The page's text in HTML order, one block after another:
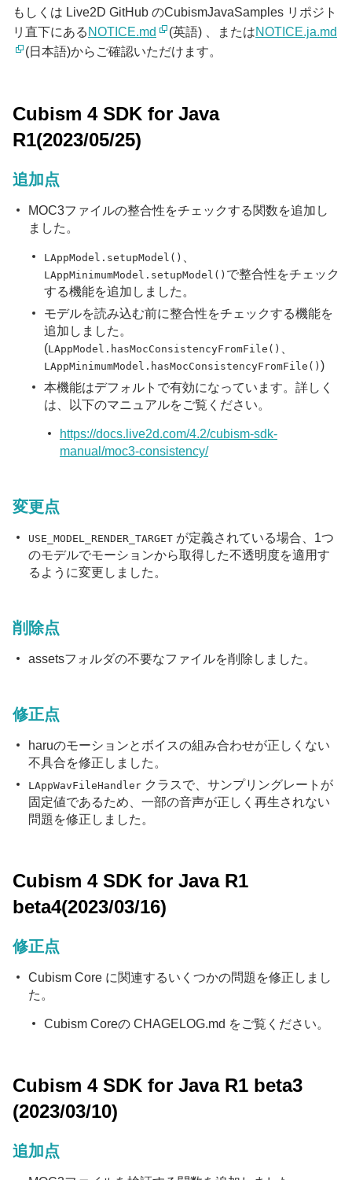
もしくは Live2D GitHub のCubismJavaSamples リポジト
リ直下にある NOTICE.md (英語) 、またはNOTICE.ja.md
(日本語)からご確認いただけます。
Cubism 4 SDK for Java
R1(2023/05/25)
追加点
MOC3ファイルの整合性をチェックする関数を追加し
ました。
LAppModel.setupModel()
LAppMinimumModel.setupModel() で整合性をチェック
する機能を追加しました。
モデルを読み込む前に整合性をチェックする機能を
追加しました。
(LAppModel.hasMocConsistencyFromFile()
LAppMinimumModel.hasMocConsistencyFromFile() )
本機能はデフォルトで有効になっています。詳しく
は、以下のマニュアルをご覧ください。
https://docs.live2d.com/4.2/cubism-sdk-
manual/moc3-consistency/
変更点
USE_MODEL_RENDER_TARGET が定義されている場合、1つ
のモデルでモーションから取得した不透明度を適用す
るように変更しました。
削除点
assetsフォルダの不要なファイルを削除しました。
修正点
haruのモーションとボイスの組み合わせが正しくない
不具合を修正しました。
LAppWavFileHandler クラスで、サンプリングレートが
固定値であるため、一部の音声が正しく再生されない
問題を修正しました。
Cubism 4 SDK for Java R1
beta4(2023/03/16)
修正点
Cubism Core に関連するいくつかの問題を修正しまし
た。
Cubism Coreの CHAGELOG.md をご覧ください。
Cubism 4 SDK for Java R1 beta3
(2023/03/10)
追加点